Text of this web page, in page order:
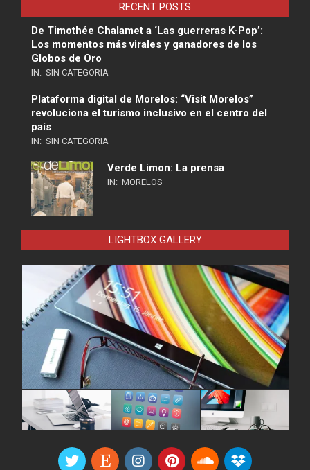
RECENT POSTS
De Timothée Chalamet a ‘Las guerreras K-Pop’:
Los momentos más virales y ganadores de los
Globos de Oro
IN: SIN CATEGORIA
Plataforma digital de Morelos: “Visit Morelos”
revoluciona el turismo inclusivo en el centro del
país
IN: SIN CATEGORIA
Verde Limon: La prensa
IN: MORELOS
LIGHTBOX GALLERY